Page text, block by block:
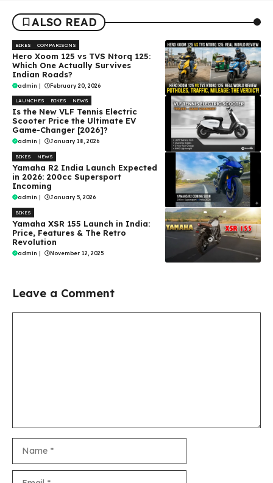
ALSO READ
BIKES COMPARISONS
Hero Xoom 125 vs TVS Ntorq 125:
Which One Actually Survives
Indian Roads?
admin | February 20, 2026
LAUNCHES BIKES NEWS
Is the New VLF Tennis Electric
Scooter Price the Ultimate EV
Game-Changer [2026]?
admin January 18, 2026
BIKES NEWS
Yamaha R2 India Launch Expected
in 2026: 200cc Supersport
Incoming
admin | January 5, 2026
BIKES
Yamaha XSR 155 Launch in India:
Price, Features & The Retro
Revolution
admin | November 12, 2025
Leave a Comment